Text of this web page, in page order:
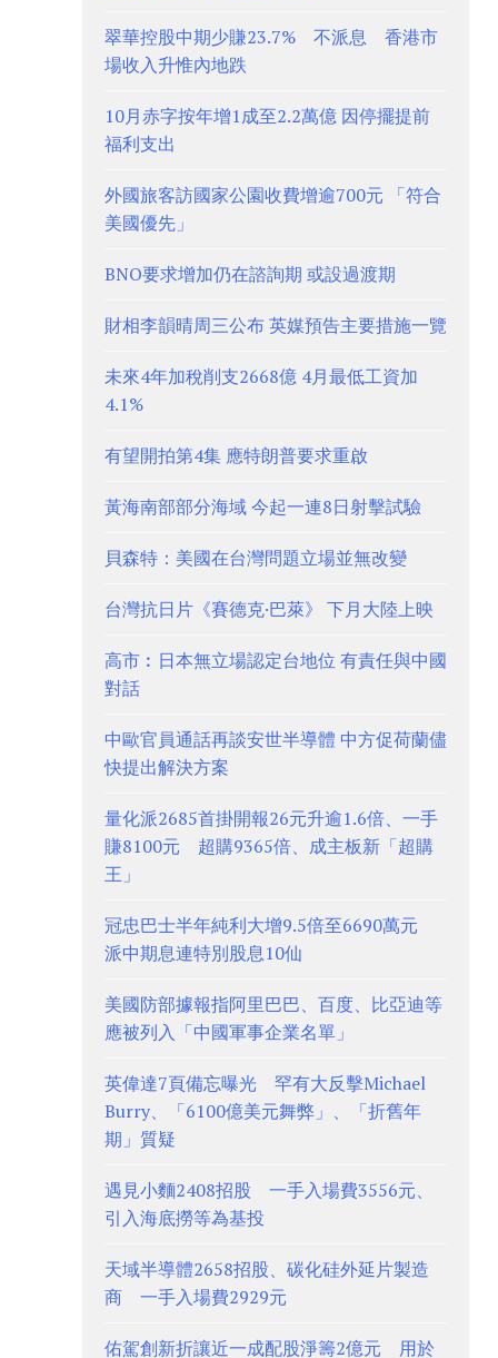
翠華控股中期少賺23.7% 不派息 香港市
場收入升惟內地跌
10月赤字按年增1成至2.2萬億 因停擺提前
福利支出
外國旅客訪國家公園收費增逾700元 「符合
美國優先」
BNO要求增加仍在諮詢期 或設過渡期
財相李韻晴周三公布 英媒預告主要措施一覽
未來4年加稅削支2668億 4月最低工資加
4.1%
有望開拍第4集 應特朗普要求重啟
黃海南部部分海域 今起一連8日射擊試驗
貝森特：美國在台灣問題立場並無改變
台灣抗日片《賽德克·巴萊》 下月大陸上映
高市︰日本無立場認定台地位 有責任與中國
對話
中歐官員通話再談安世半導體 中方促荷蘭儘
快提出解決方案
量化派2685首掛開報26元升逾1.6倍、一手
賺8100元 超購9365倍、成主板新「超購
王」
冠忠巴士半年純利大增9.5倍至6690萬元
派中期息連特別股息10仙
美國防部據報指阿里巴巴、百度、比亞迪等
應被列入「中國軍事企業名單」
英偉達7頁備忘曝光 罕有大反擊Michael
Burry、「6100億美元舞弊」、「折舊年
期」質疑
遇見小麵2408招股 一手入場費3556元、
引入海底撈等為基投
天域半導體2658招股、碳化硅外延片製造
商 一手入場費2929元
佑駕創新折讓近一成配股淨籌2億元 用於